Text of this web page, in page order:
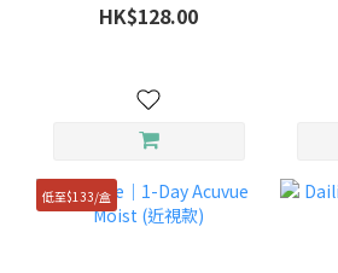
HK$128.00
低至$133/盒